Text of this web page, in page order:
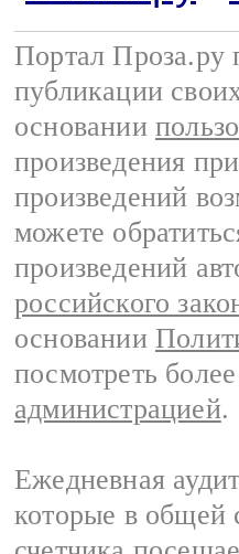
Портал Проза.ру
публикации
основании
произведения
произведений
можете
произведений
российского
основании
посмотреть
администрацией.
Ежедневная
которые в общей